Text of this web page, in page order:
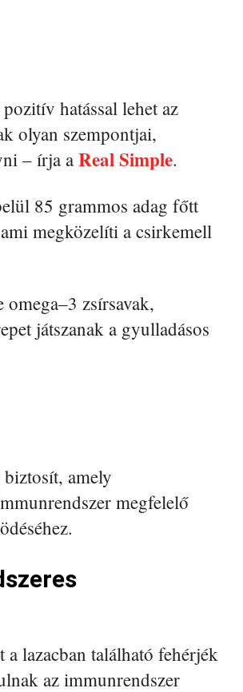
hatással lehet az
olyan szempontjai,
– írja aReal Simple.
85 grammos adag főtt
megközelíti a csirkemell
zsírsavak,
játszanak a gyulladásos
amely
megfelelő
lazacban található fehérjék
az immunrendszer